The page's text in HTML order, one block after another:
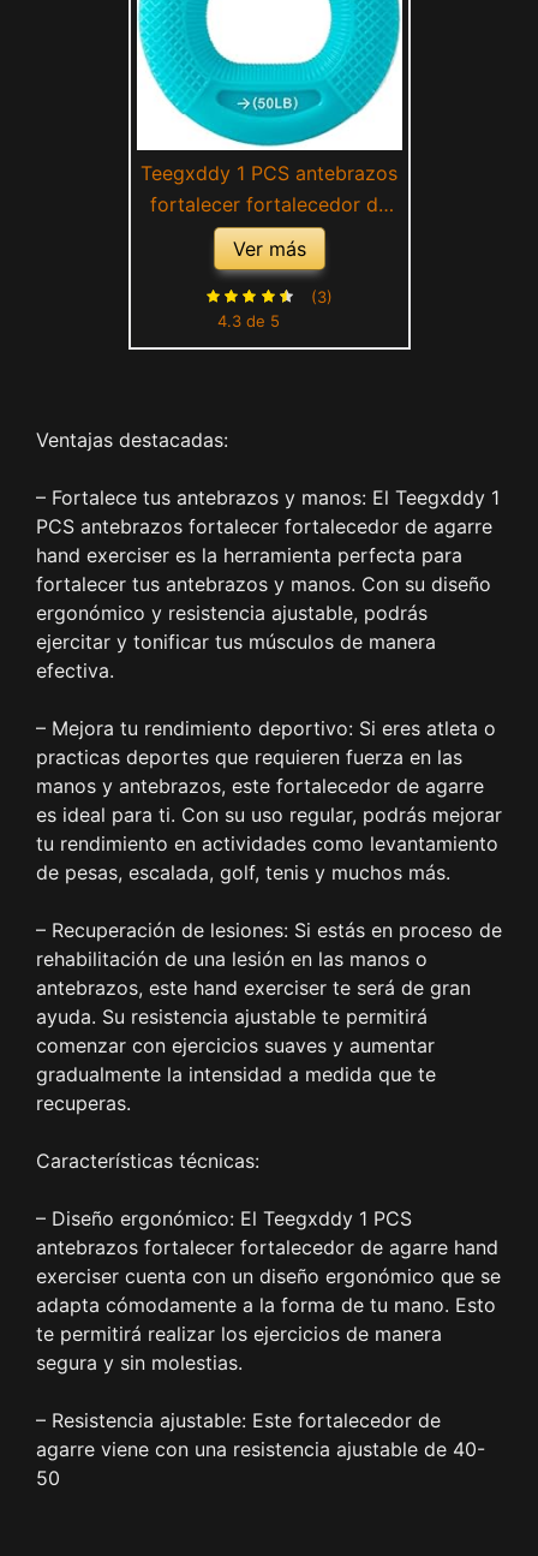
Teegxddy 1 PCS antebrazos
fortalecer fortalecedor de
agarre hand exerciser
rehabilitacion mano handgrip
ejercicio manos
fortalecedores de mano gel
Ver más
4.3 de 5
(3)
Ventajas destacadas:
– Fortalece tus antebrazos y manos: El Teegxddy 1
PCS antebrazos fortalecer fortalecedor de agarre
hand exerciser es la herramienta perfecta para
fortalecer tus antebrazos y manos. Con su diseño
ergonómico y resistencia ajustable, podrás
ejercitar y tonificar tus músculos de manera
efectiva.
– Mejora tu rendimiento deportivo: Si eres atleta o
practicas deportes que requieren fuerza en las
manos y antebrazos, este fortalecedor de agarre
es ideal para ti. Con su uso regular, podrás mejorar
tu rendimiento en actividades como levantamiento
de pesas, escalada, golf, tenis y muchos más.
– Recuperación de lesiones: Si estás en proceso de
rehabilitación de una lesión en las manos o
antebrazos, este hand exerciser te será de gran
ayuda. Su resistencia ajustable te permitirá
comenzar con ejercicios suaves y aumentar
gradualmente la intensidad a medida que te
recuperas.
Características técnicas:
– Diseño ergonómico: El Teegxddy 1 PCS
antebrazos fortalecer fortalecedor de agarre hand
exerciser cuenta con un diseño ergonómico que se
adapta cómodamente a la forma de tu mano. Esto
te permitirá realizar los ejercicios de manera
segura y sin molestias.
– Resistencia ajustable: Este fortalecedor de
agarre viene con una resistencia ajustable de 40-
50